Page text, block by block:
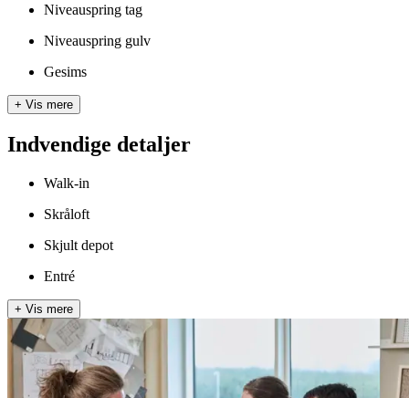
Niveauspring tag
Niveauspring gulv
Gesims
+ Vis mere
Indvendige detaljer
Walk-in
Skråloft
Skjult depot
Entré
+ Vis mere